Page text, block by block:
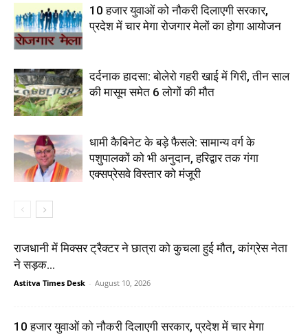
10 हजार युवाओं को नौकरी दिलाएगी सरकार,
प्रदेश में चार मेगा रोजगार मेलों का होगा आयोजन
दर्दनाक हादसा: बोलेरो गहरी खाई में गिरी, तीन साल
की मासूम समेत 6 लोगों की मौत
धामी कैबिनेट के बड़े फैसले: सामान्य वर्ग के
पशुपालकों को भी अनुदान, हरिद्वार तक गंगा
एक्सप्रेसवे विस्तार को मंजूरी
राजधानी में मिक्सर ट्रैक्टर ने छात्रा को कुचला हुई मौत, कांग्रेस नेता
ने सड़क...
Astitva Times Desk - August 10, 2026
10 हजार युवाओं को नौकरी दिलाएगी सरकार, प्रदेश में चार मेगा